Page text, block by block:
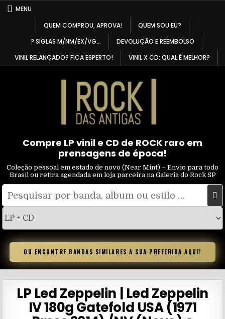
SkipMENU
QUEM COMPROU, APROVA!
QUEM SOU EU?
? SIGLAS M/NM/EX/VG…
DEVOLUÇÃO E REEMBOLSO
VINIL RELANÇADO? FICA ESPERTO!
VINIL X CD: QUAL É MELHOR?
Compre LP vinil e CD de ROCK raro em
prensagens de época!
Coleção pessoal em estado de novo (Near Mint) – Envio para todo
Brasil ou retira agendada em loja parceira na Galeria do Rock SP
Pesquisar
tipo
OU ENCONTRE BANDAS SIMILARES A SUA PREFERIDA AQUI!
LP Led Zeppelin | Led Zeppelin
IV 180g Gatefold USA (1971